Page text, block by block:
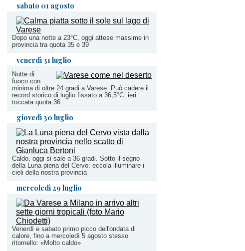
sabato 01 agosto
Dopo una notte a 23°C, oggi attese massime in
provincia tra quota 35 e 39
venerdì 31 luglio
Notte di
fuoco con
minima di oltre 24 gradi a Varese. Può cadere il
record storico di luglio fissato a 36,5°C: ieri
toccata quota 36
giovedì 30 luglio
Caldo, oggi si sale a 36 gradi. Sotto il segno
della Luna piena del Cervo: eccola illuminare i
cieli della nostra provincia
mercoledì 29 luglio
Venerdì e sabato primo picco dell'ondata di
calore, fino a mercoledì 5 agosto stesso
ritornello: «Molto caldo»